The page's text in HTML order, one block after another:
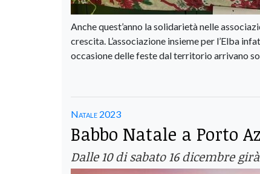
Anche quest’anno la solidarietà nelle
crescita. L’associazione insieme per l’Elba
occasione delle feste dal territorio arrivano
Natale 2023
Babbo Natale a Porto
Dalle 10 di sabato 16 dicembre